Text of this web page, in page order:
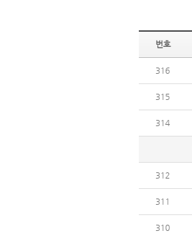
번호
316
315
314
312
311
310